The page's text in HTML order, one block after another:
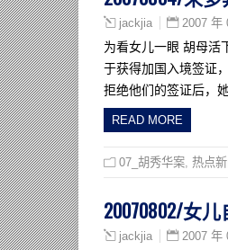
jackjia 2007 年
为看女儿一眼 胡母活
于获得加国入境签证
拒绝他们的签证后，
READ MORE
07_胡秀华案 热点
20070802/女
jackjia 2007 年